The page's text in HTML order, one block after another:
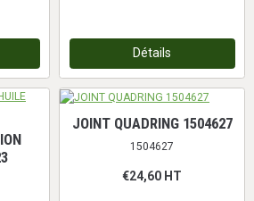
Détails
JOINT QUADRING 1504627
1504627
€24,60 HT